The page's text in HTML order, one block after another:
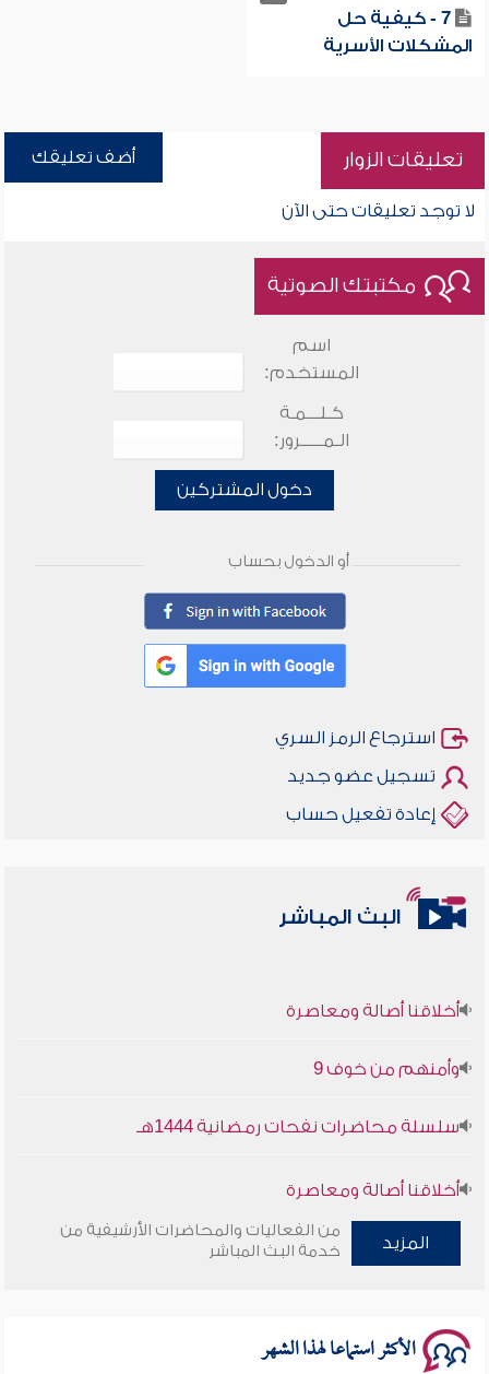
7 - كيفية حل
المشكلات الأسرية
تعليقات الزوار أضف تعليقك
لا توجد تعليقات حتى الآن
مكتبتك الصوتية
اسم
المستخدم:
كـلـــمـة
الـمـــــرور:
دخول المشتركين
أو الدخول بحساب
استرجاع الرمز السري
تسجيل عضو جديد
إعادة تفعيل حساب
البث المباشر
أخلاقنا أصالة ومعاصرة
وأمنهم من خوف 9
سلسلة محاضرات نفحات رمضانية 1444هـ
أخلاقنا أصالة ومعاصرة
وأمنهم من خوف 9
المزيد
من الفعاليات والمحاضرات الأرشيفية من
خدمة البث المباشر
الأكثر استماعا لهذا الشهر